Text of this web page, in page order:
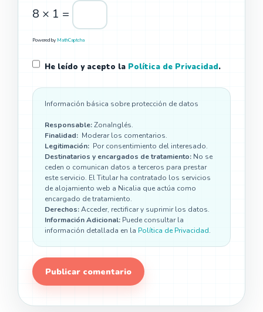
8 × 1 =
Powered by MathCaptcha
He leído y acepto la Política de Privacidad.
Información básica sobre protección de datos
Responsable:ZonaInglés.
Finalidad: Moderar los comentarios.
Legitimación: Por consentimiento del interesado.
Destinatarios y encargados de tratamiento: No se
ceden o comunican datos a terceros para prestar
este servicio. El Titular ha contratado los servicios
de alojamiento web a Nicalia que actúa como
encargado de tratamiento.
Derechos:Acceder, rectificar y suprimir los datos.
Información Adicional: Puede consultar la
información detallada en la Política de Privacidad.